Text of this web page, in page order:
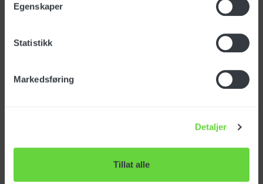
Egenskaper
Statistikk
Markedsføring
Detaljer
Tillat alle
CT160 BT75 Roller Sweep